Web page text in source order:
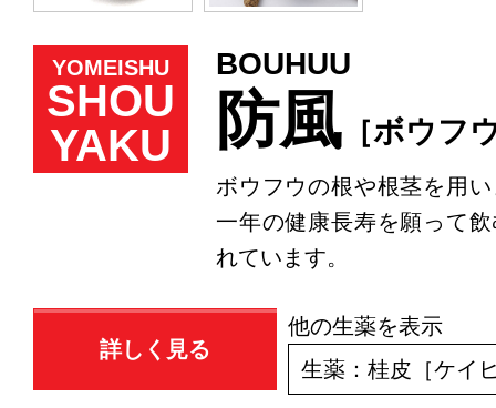
YOMEISHU
SHOU
YAKU
BOUHUU
防風 ［ボウフ
ボウフウの根や根茎を用
一年の健康長寿を願って
れています。
詳しく見る
他の生薬を表示